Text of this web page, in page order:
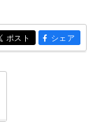
entry261
ポスト entry261
シェア